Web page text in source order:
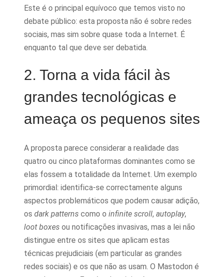
Este é o principal equívoco que temos visto no
debate público: esta proposta não é sobre redes
sociais, mas sim sobre quase toda a Internet. É
enquanto tal que deve ser debatida.
2. Torna a vida fácil às
grandes tecnológicas e
ameaça os pequenos sites
A proposta parece considerar a realidade das
quatro ou cinco plataformas dominantes como se
elas fossem a totalidade da Internet. Um exemplo
primordial: identifica-se correctamente alguns
aspectos problemáticos que podem causar adição,
os dark patterns como o infinite scroll, autoplay,
loot boxes ou notificações invasivas, mas a lei não
distingue entre os sites que aplicam estas
técnicas prejudiciais (em particular as grandes
redes sociais) e os que não as usam. O Mastodon é